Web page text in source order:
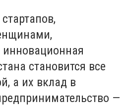
инновационная
становится все
а их вклад в
—